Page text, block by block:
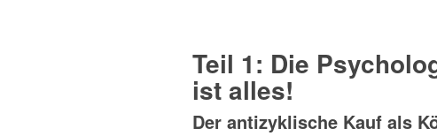
Teil 1: Die
ist alles!
Der antizyklische Kauf als